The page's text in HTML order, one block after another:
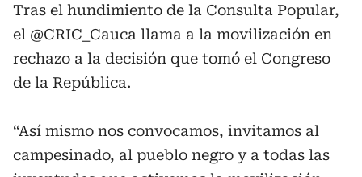
Tras el hundimiento de la Consulta Popular,
el @CRIC_Cauca llama a la movilización en
rechazo a la decisión que tomó el Congreso
de la República.
“Así mismo nos convocamos, invitamos al
campesinado, al pueblo negro y a todas las